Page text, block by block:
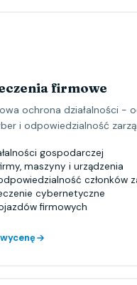
firmowe
ochrona działalności -
i odpowiedzialność
gospodarczej
maszyny i urządzenia
członków
cybernetyczne
firmowych